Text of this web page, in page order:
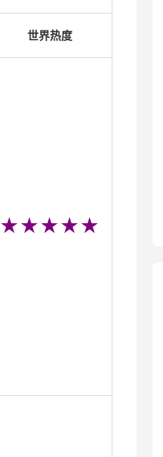
世界热度
★★★★★